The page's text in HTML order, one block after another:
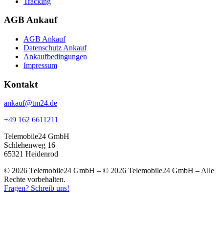
AGB Ankauf
AGB Ankauf
Datenschutz Ankauf
Ankaufbedingungen
Impressum
Kontakt
ankauf@tm24.de
+49 162 6611211
Telemobile24 GmbH
Schlehenweg 16
65321 Heidenrod
© 2026 Telemobile24 GmbH – © 2026 Telemobile24 GmbH – Alle
Rechte vorbehalten.
Fragen? Schreib uns!